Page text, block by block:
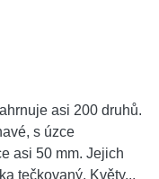
asi 200 druhů.
s úzce
asi 50 mm. Jejich
tečkovaný. Květy...